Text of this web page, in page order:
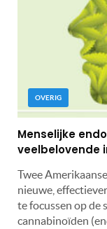
OVERIG
Menselijke
veelbelovende
Twee
nieuwe,
te focussen op de
cannabinoïden